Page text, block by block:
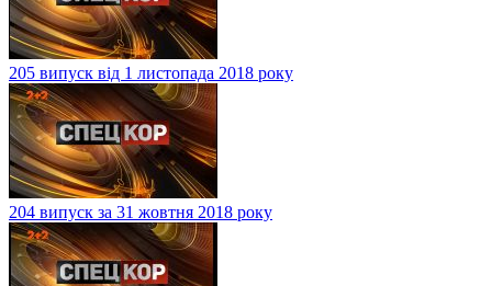
205 випуск від 1 листопада 2018 року
204 випуск за 31 жовтня 2018 року